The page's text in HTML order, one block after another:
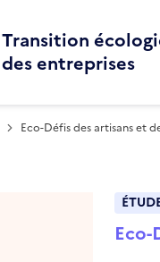
Transition
des entreprises
Eco-Défis des artisans et